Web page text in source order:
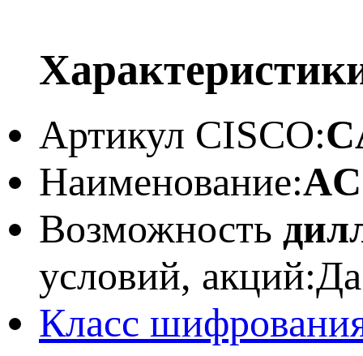
Артикул CISCO:
Наименование:
Возможность
условий, акций:Да
Класс